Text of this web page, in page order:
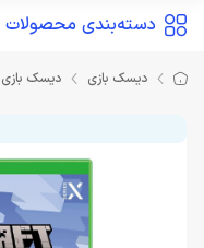
دسته‌بندی محصولات
دیسک بازی دیسک بازی Xbox